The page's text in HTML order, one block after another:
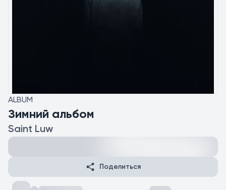
ALBUM
Зимний альбом
Saint Luw
Поделиться